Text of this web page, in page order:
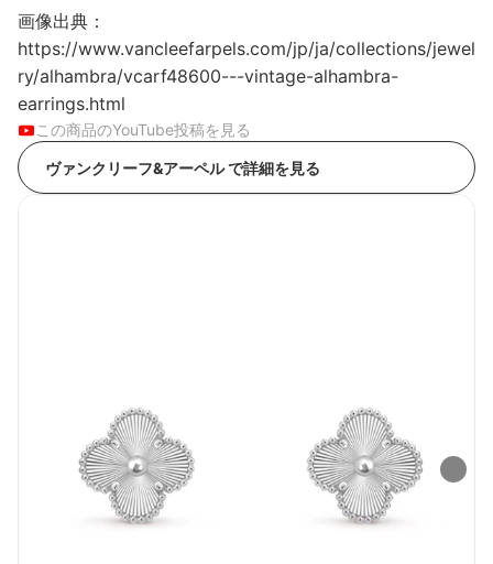
画像出典：
https://www.vancleefarpels.com/jp/ja/collections/jewel
ry/alhambra/vcarf48600---vintage-alhambra-
earrings.html
この商品のYouTube投稿を見る
ヴァンクリーフ&アーペル で詳細を見る